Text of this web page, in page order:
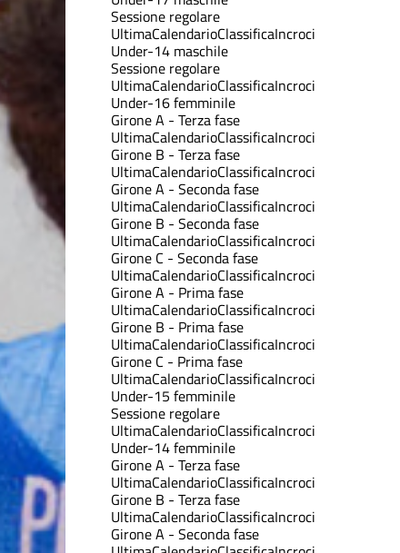
Sessione regolare
UltimaCalendarioClassificaIncroci
Under-14 maschile
Sessione regolare
UltimaCalendarioClassificaIncroci
Under-16 femminile
Girone A - Terza fase
UltimaCalendarioClassificaIncroci
Girone B - Terza fase
UltimaCalendarioClassificaIncroci
Girone A - Seconda fase
UltimaCalendarioClassificaIncroci
Girone B - Seconda fase
UltimaCalendarioClassificaIncroci
Girone C - Seconda fase
UltimaCalendarioClassificaIncroci
Girone A - Prima fase
UltimaCalendarioClassificaIncroci
Girone B - Prima fase
UltimaCalendarioClassificaIncroci
Girone C - Prima fase
UltimaCalendarioClassificaIncroci
Under-15 femminile
Sessione regolare
UltimaCalendarioClassificaIncroci
Under-14 femminile
Girone A - Terza fase
UltimaCalendarioClassificaIncroci
Girone B - Terza fase
UltimaCalendarioClassificaIncroci
Girone A - Seconda fase